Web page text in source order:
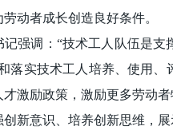
动者成长创造良好条件。
记强调：“技术工人队伍是
落实技术工人培养、使用
激励政策，激励更多劳动
创新意识、培养创新思维，